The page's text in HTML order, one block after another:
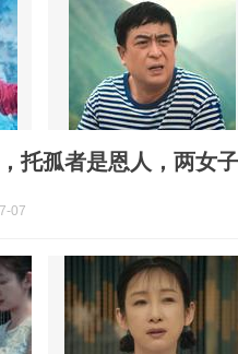
托孤者是恩人，两女
07